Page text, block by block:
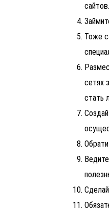
сайтов.
Тоже
сетях
стать